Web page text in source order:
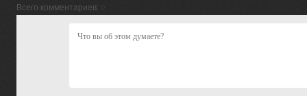
Всего комментариев: